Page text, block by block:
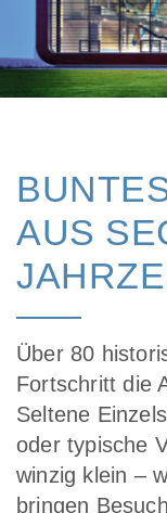
AUS
Über 80
Fortschritt die
Seltene
oder typische
winzig klein –
bringen